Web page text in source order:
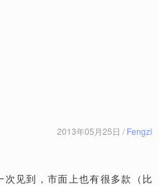
2013年05月25日 / Fengzi
见到，市面上也有很多款（比